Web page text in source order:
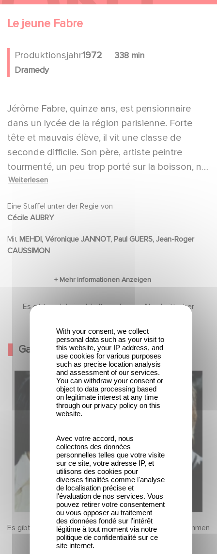
Le jeune Fabre
Produktionsjahr1972
338 min
Dramedy
Jérôme Fabre, quinze ans, est pensionnaire
dans un lycée de la région parisienne. Forte
tête et mauvais élève, il vit une classe de
seconde difficile. Son père, artiste peintre
tourmenté, un peu trop porté sur la boisson, ne
lui est pas d'un grand secours.
Weiterlesen
Eine Staffel unter der Regie von
Cécile AUBRY
Mit
CAUSSIMON
Es gibt noch keine Inhalte in diesem Abschnitt, aber
Galerie
Es gibt noch keine Inhalte in diesem Abschnitt, aber kommen
Sie bald wieder
With your consent, we collect
personal data such as your visit to
this website, your IP address, and
use cookies for various purposes
such as precise location analysis
and assessment of our services.
You can withdraw your consent or
object to data processing based
on legitimate interest at any time
through our privacy policy on this
website.
Avec votre accord, nous
collectons des données
personnelles telles que votre visite
sur ce site, votre adresse IP, et
utilisons des cookies pour
diverses finalités comme l'analyse
de localisation précise et
l'évaluation de nos services. Vous
pouvez retirer votre consentement
ou vous opposer au traitement
des données fondé sur l'intérêt
légitime à tout moment via notre
politique de confidentialité sur ce
site internet.